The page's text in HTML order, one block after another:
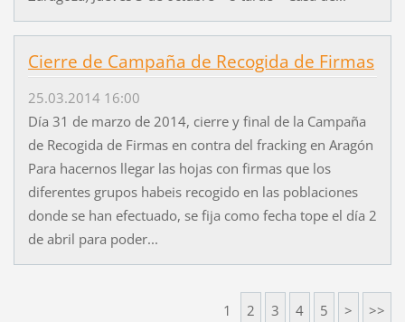
Cierre de Campaña de Recogida de Firmas
25.03.2014 16:00
Día 31 de marzo de 2014, cierre y final de la Campaña
de Recogida de Firmas en contra del fracking en Aragón
Para hacernos llegar las hojas con firmas que los
diferentes grupos habeis recogido en las poblaciones
donde se han efectuado, se fija como fecha tope el día 2
de abril para poder...
1 2 3 4 5 > >>